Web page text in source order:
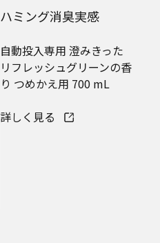
ハミング消臭実感
自動投入専用 澄みきった
リフレッシュグリーンの香
り つめかえ用 700 mL
詳しく見る